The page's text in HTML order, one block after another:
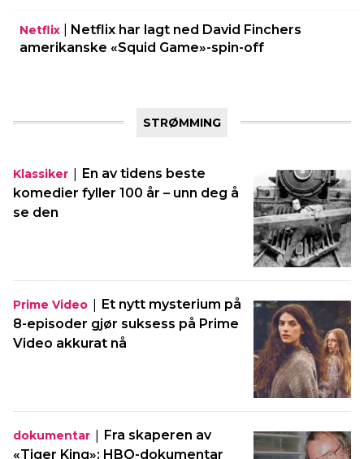
Netflix
Netflix har lagt ned David Finchers
amerikanske «Squid Game»-spin-off
STRØMMING
Klassiker | En av tidens beste
komedier fyller 100 år – unn deg å
se den
Prime Video | Et nytt mysterium på
8-episoder gjør suksess på Prime
Video akkurat nå
dokumentar | Fra skaperen av
«Tiger King»: HBO-dokumentar